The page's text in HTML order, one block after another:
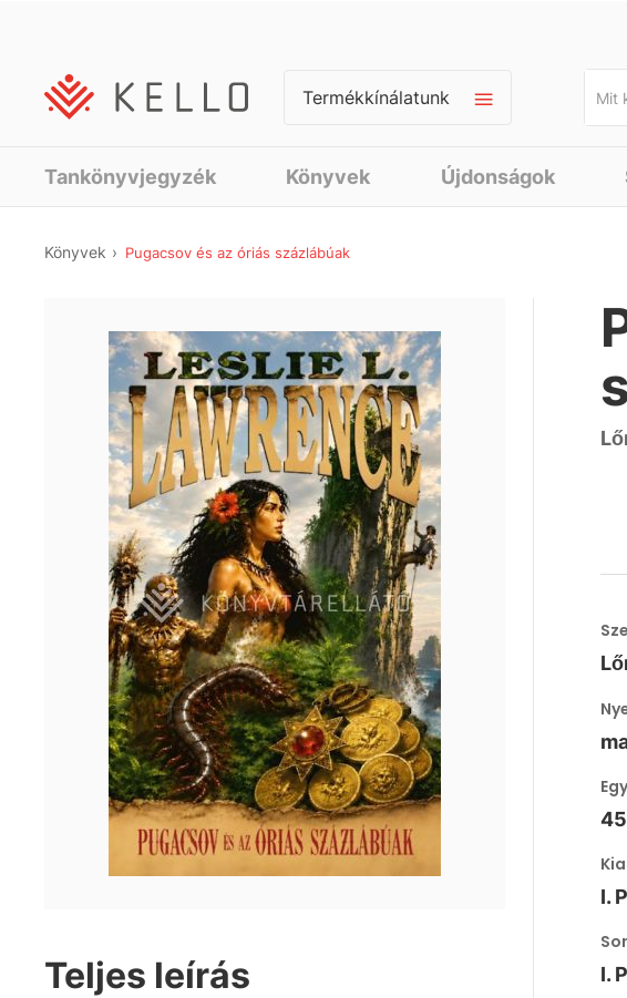
Termékkínálatunk
Tankönyvjegyzék Könyvek Újdonságok
Könyvek Pugacsov és az óriás százlábúak
Teljes leírás
I.
I.